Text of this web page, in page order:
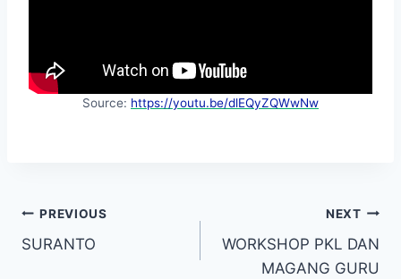
Source: https://youtu.be/dlEQyZQWwNw
Navigasi
pos
PREVIOUS
SURANTO
NEXT
WORKSHOP PKL DAN
MAGANG GURU